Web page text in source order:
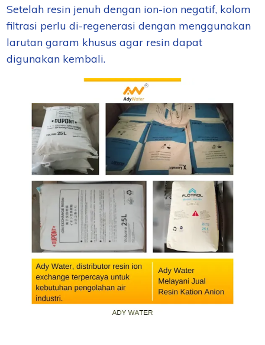
Setelah resin jenuh dengan ion-ion negatif, kolom
filtrasi perlu di-regenerasi dengan menggunakan
larutan garam khusus agar resin dapat
digunakan kembali.